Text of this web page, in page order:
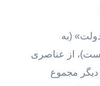
(به
از عناصری
مجموع